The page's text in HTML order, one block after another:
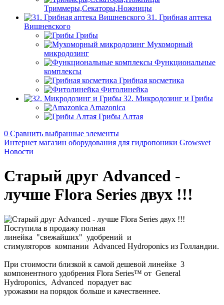
Триммеры,Секаторы,Ножницы
31. Грибная аптека
Вишневского
Грибы
Мухоморный
микродозинг
Функциональные
комплексы
Грибная косметика
Фитолинейка
32. Микродозинг и Грибы
Amazonica
Грибы Алтая
0 Сравнить выбранные элементы
Интернет магазин оборудования для гидропоники Growsvet
Новости
Старый друг Advanced -
лучше Flora Series двух !!!
Поступила в продажу полная
линейка "свежайших" удобрений и
стимуляторов компании Advanced Hydroponics из Голландии.
При стоимости близкой к самой дешевой линейке 3
компонентного удобрения Flora Series™ от General
Hydroponics, Advanced порадует вас
урожаями на порядок больше и качественнее.